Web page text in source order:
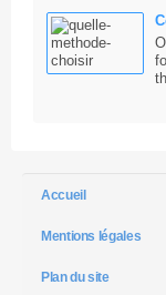
Accueil
Mentions légales
Plan du site